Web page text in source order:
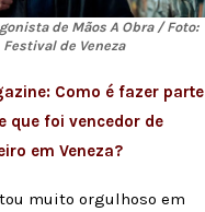
de Mãos A Obra / Foto:
Festival de Veneza
Como é fazer parte
que foi vencedor de
em Veneza?
muito orgulhoso em